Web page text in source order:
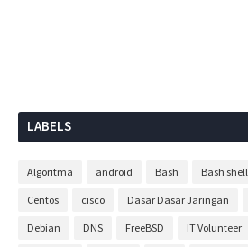
LABELS
Algoritma android Bash Bash shell
Centos cisco Dasar Dasar Jaringan
Debian DNS FreeBSD IT Volunteer